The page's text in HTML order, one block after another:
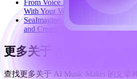
From Voice Note to Full Track
With Your Voice
SeaImagine AI Text-to-Video
and Create Better Clips
更多关于 AI Music Maker
查找更多关于 AI Music Maker 的文章